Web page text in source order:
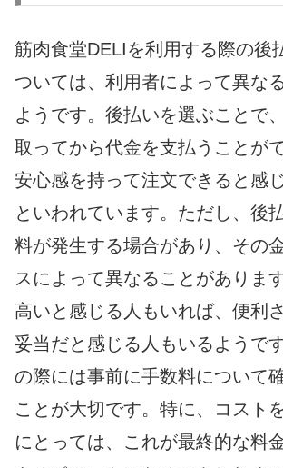
筋肉食堂DELIを利用する際の後
ついては、利用者によって異な
ようです。後払いを選ぶことで
取ってから代金を支払うことが
安心感を持って注文できると感
といわれています。ただし、後
料が発生する場合があり、その
スによって異なることがありま
高いと感じる人もいれば、便利
妥当だと感じる人もいるようで
の際には事前に手数料について
ことが大切です。特に、コスト
にとっては、これが最終的な料